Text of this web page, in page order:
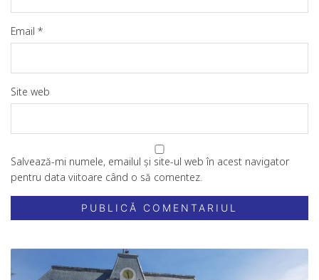
Email *
Site web
Salvează-mi numele, emailul și site-ul web în acest navigator
pentru data viitoare când o să comentez.